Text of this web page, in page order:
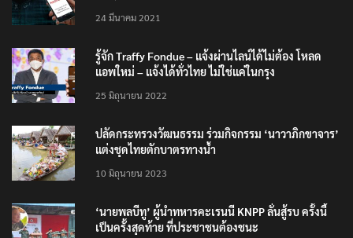
เตือนภัย SMS หลอกลวง “คุณฝากเงินสำเร็จแล้ว
24 มีนาคม 2021
รู้จัก Traffy Fondue – แจ้งผ่านไลน์ได้ไม่ต้อง โหลด
แอพใหม่ – แจ้งได้ทั่วไทย ไม่ใช่แค่ในกรุง
25 มิถุนายน 2022
ปลัดกระทรวงวัฒนธรรม ร่วมกิจกรรม ‘นาวาภิกขาจาร’
แต่งชุดไทยตักบาตรทางน้ำ
10 มิถุนายน 2023